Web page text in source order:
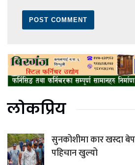
लोकप्रिय
सुनकोशीमा कार खस्दा
पहिचान खुल्यो